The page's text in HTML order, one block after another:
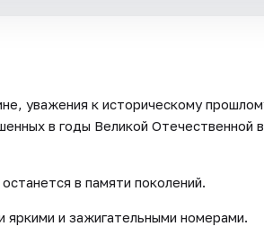
уважения к историческому
в годы Великой Отечественной
в памяти поколений.
яркими и зажигательными номерами.